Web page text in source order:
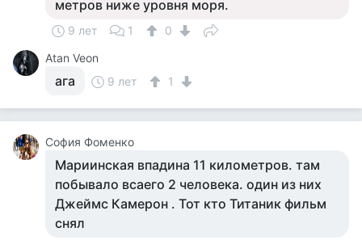
метров ниже уровня моря.
9 лет 1
0
Atan Veon
ага 9 лет 1
София Фоменко
Мариинская впадина 11 километров. там
побывало всаего 2 человека. один из них
Джеймс Камерон . Тот кто Титаник фильм
снял